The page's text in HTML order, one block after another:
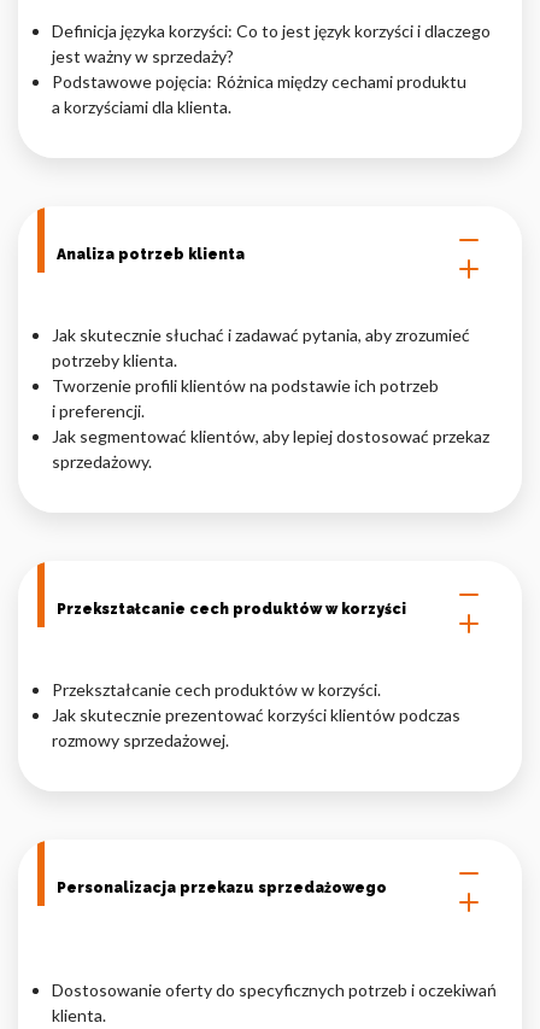
Definicja języka korzyści: Co to jest język korzyści i dlaczego
jest ważny w sprzedaży?
Podstawowe pojęcia: Różnica między cechami produktu
a korzyściami dla klienta.
Analiza potrzeb klienta
Jak skutecznie słuchać i zadawać pytania, aby zrozumieć
potrzeby klienta.
Tworzenie profili klientów na podstawie ich potrzeb
i preferencji.
Jak segmentować klientów, aby lepiej dostosować przekaz
sprzedażowy.
Przekształcanie cech produktów w korzyści
Przekształcanie cech produktów w korzyści.
Jak skutecznie prezentować korzyści klientów podczas
rozmowy sprzedażowej.
Personalizacja przekazu sprzedażowego
Dostosowanie oferty do specyficznych potrzeb i oczekiwań
klienta.
Nieklasyfikowane pliki cookie, to pliki, które są w procesie
klasyfikowania, wraz z dostawcami poszczególnych ciasteczek.